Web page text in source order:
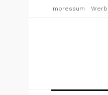
Impressum